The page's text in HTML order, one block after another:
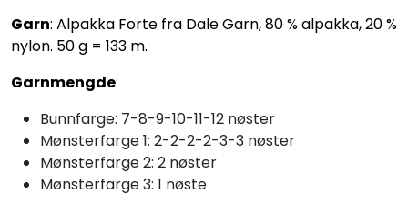
Garn: Alpakka Forte fra Dale Garn, 80 % alpakka, 20 %
nylon. 50 g = 133 m.
Garnmengde:
Bunnfarge: 7-8-9-10-11-12 nøster
Mønsterfarge 1: 2-2-2-2-3-3 nøster
Mønsterfarge 2: 2 nøster
Mønsterfarge 3: 1 nøste